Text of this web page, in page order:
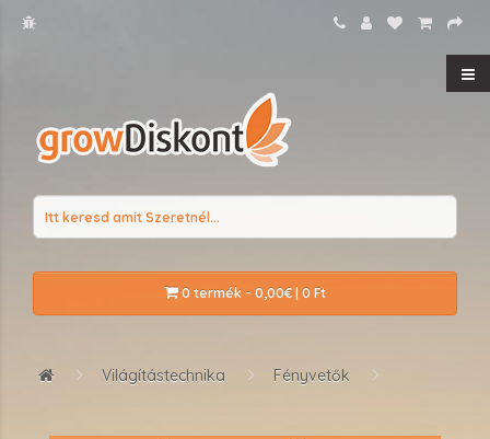
0 termék - 0,00€ | 0 Ft
Világítástechnika Fényvetők